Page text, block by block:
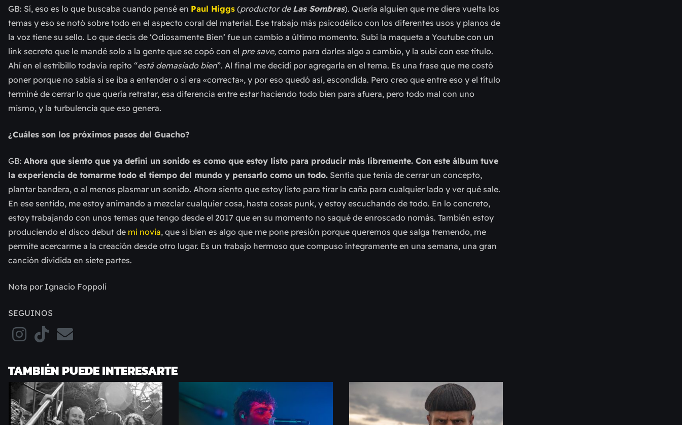
GB: Sí, eso es lo que buscaba cuando pensé en Paul Higgs (productor de Las Sombras). Quería alguien que me diera vuelta los
temas y eso se notó sobre todo en el aspecto coral del material. Ese trabajo más psicodélico con los diferentes usos y planos de
la voz tiene su sello. Lo que decís de ‘Odiosamente Bien’ fue un cambio a último momento. Subí la maqueta a Youtube con un
link secreto que le mandé solo a la gente que se copó con el pre save, como para darles algo a cambio, y la subí con ese título.
Ahí en el estribillo todavía repito “está demasiado bien”. Al final me decidí por agregarla en el tema. Es una frase que me costó
poner porque no sabía si se iba a entender o si era «correcta», y por eso quedó así, escondida. Pero creo que entre eso y el título
terminé de cerrar lo que quería retratar, esa diferencia entre estar haciendo todo bien para afuera, pero todo mal con uno
mismo, y la turbulencia que eso genera.
¿Cuáles son los próximos pasos del Guacho?
GB: Ahora que siento que ya definí un sonido es como que estoy listo para producir más libremente. Con este álbum tuve
la experiencia de tomarme todo el tiempo del mundo y pensarlo como un todo. Sentía que tenía de cerrar un concepto,
plantar bandera, o al menos plasmar un sonido. Ahora siento que estoy listo para tirar la caña para cualquier lado y ver qué sale.
En ese sentido, me estoy animando a mezclar cualquier cosa, hasta cosas punk, y estoy escuchando de todo. En lo concreto,
estoy trabajando con unos temas que tengo desde el 2017 que en su momento no saqué de enroscado nomás. También estoy
produciendo el disco debut de mi novia, que si bien es algo que me pone presión porque queremos que salga tremendo, me
permite acercarme a la creación desde otro lugar. Es un trabajo hermoso que compuso íntegramente en una semana, una gran
canción dividida en siete partes.
Nota por Ignacio Foppoli
SEGUINOS
TAMBIÉN PUEDE INTERESARTE